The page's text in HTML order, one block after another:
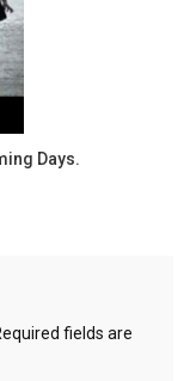
Days.
fields are